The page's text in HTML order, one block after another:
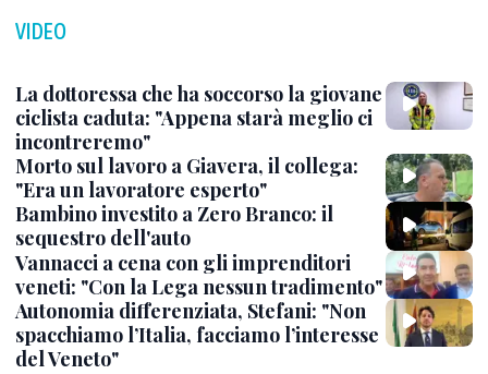
VIDEO
La dottoressa che ha soccorso la giovane
ciclista caduta: "Appena starà meglio ci
incontreremo"
Morto sul lavoro a Giavera, il collega:
"Era un lavoratore esperto"
Bambino investito a Zero Branco: il
sequestro dell'auto
Vannacci a cena con gli imprenditori
veneti: "Con la Lega nessun tradimento"
Autonomia differenziata, Stefani: "Non
spacchiamo l’Italia, facciamo l’interesse
del Veneto"